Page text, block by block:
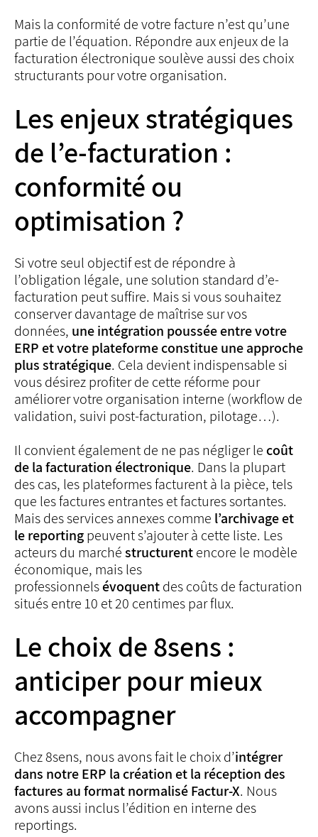
Mais la conformité de votre facture n’est qu’une
partie de l’équation. Répondre aux enjeux de la
facturation électronique soulève aussi des choix
structurants pour votre organisation.
Les enjeux stratégiques
de l’e-facturation :
conformité ou
optimisation ?
Si votre seul objectif est de répondre à
l’obligation légale, une solution standard d’e-
facturation peut suffire. Mais si vous souhaitez
conserver davantage de maîtrise sur vos
données, une intégration poussée entre votre
ERP et votre plateforme constitue une approche
plus stratégique. Cela devient indispensable si
vous désirez profiter de cette réforme pour
améliorer votre organisation interne (workflow de
validation, suivi post-facturation, pilotage…).
Il convient également de ne pas négliger le coût
de la facturation électronique. Dans la plupart
des cas, les plateformes facturent à la pièce, tels
que les factures entrantes et factures sortantes.
Mais des services annexes comme l’archivage et
le reportingpeuvent s’ajouter à cette liste. Les
acteurs du marchéstructurentencore le modèle
économique, mais les
professionnelsévoquentdes coûts de facturation
situés entre 10 et 20 centimes par flux.
Le choix de 8sens :
anticiper pour mieux
accompagner
Chez 8sens, nous avons fait le choix d’intégrer
dans notre ERP la création et la réception des
factures au format normalisé Factur-X. Nous
avons aussi inclus l’édition en interne des
reportings.